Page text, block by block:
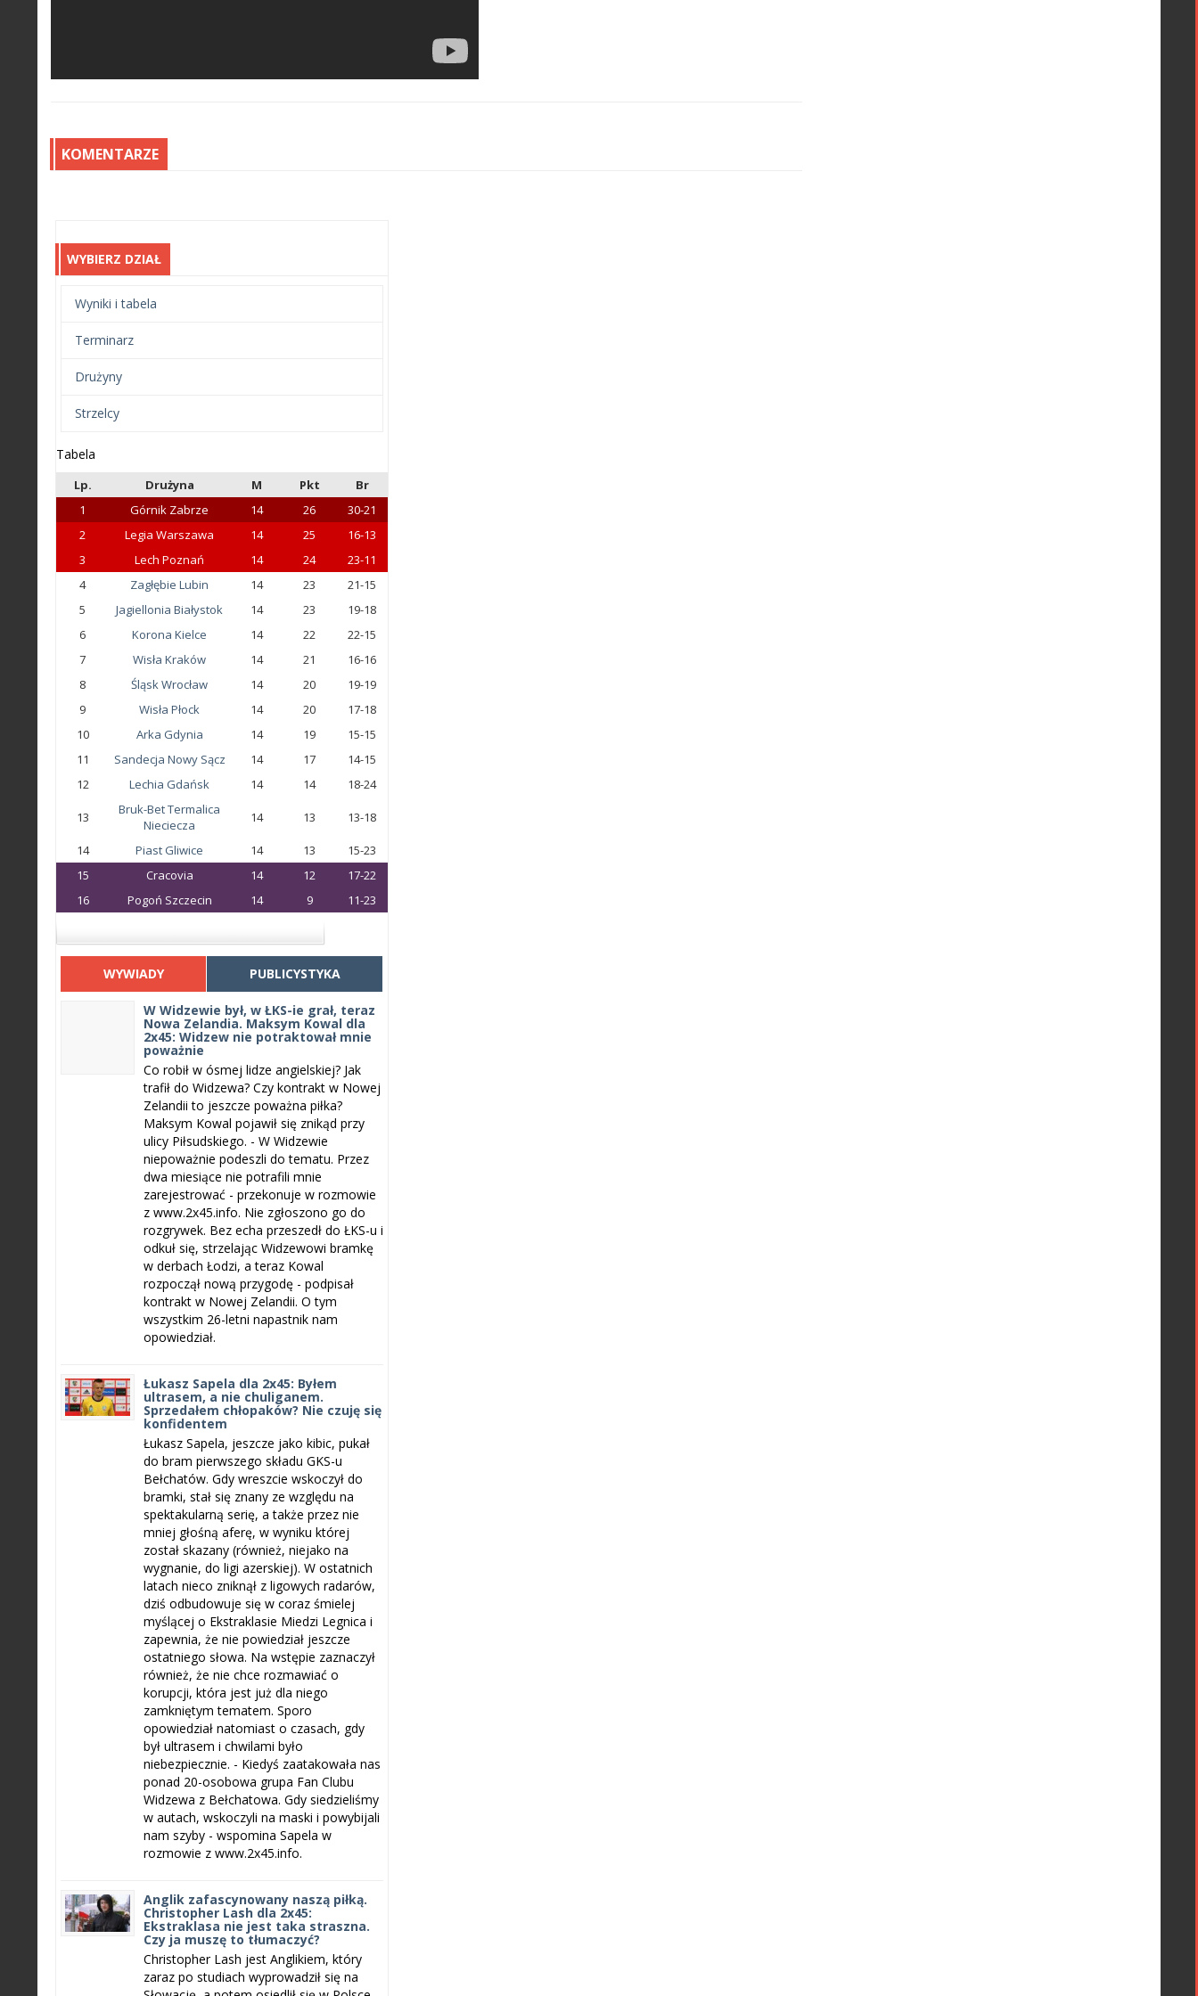
KOMENTARZE
WYBIERZ DZIAŁ
Wyniki i tabela
Terminarz
Drużyny
Strzelcy
Tabela
Lp. Drużyna M Pkt
Br
1
Górnik Zabrze 14 26
30-21
2
Legia Warszawa 14 25
16-13
3
Lech Poznań 14 24
23-11
4
Zagłębie Lubin 14 23
21-15
5
Jagiellonia Białystok 14 23
19-18
6
Korona Kielce 14 22
22-15
7
Wisła Kraków 14 21
16-16
8
Śląsk Wrocław 14 20
19-19
9
Wisła Płock 14 20
17-18
10
Arka Gdynia 14 19
15-15
11
Sandecja Nowy Sącz 14 17
14-15
12
Lechia Gdańsk 14 14 18-24
13
Bruk-Bet Termalica
Nieciecza
14 13 13-18
14 Piast Gliwice 14 13
15-23
15
Cracovia 14 12
17-22
16
Pogoń Szczecin 14 9 11-23
WYWIADY PUBLICYSTYKA
W Widzewie był, w ŁKS-ie grał, teraz
Nowa Zelandia. Maksym Kowal dla
2x45: Widzew nie potraktował mnie
poważnie
Co robił w ósmej lidze angielskiej? Jak
trafił do Widzewa? Czy kontrakt w Nowej
Zelandii to jeszcze poważna piłka?
Maksym Kowal pojawił się znikąd przy
ulicy Piłsudskiego. - W Widzewie
niepoważnie podeszli do tematu. Przez
dwa miesiące nie potrafili mnie
zarejestrować - przekonuje w rozmowie
z www.2x45.info. Nie zgłoszono go do
rozgrywek. Bez echa przeszedł do ŁKS-u i
odkuł się, strzelając Widzewowi bramkę
w derbach Łodzi, a teraz Kowal
rozpoczął nową przygodę - podpisał
kontrakt w Nowej Zelandii. O tym
wszystkim 26-letni napastnik nam
opowiedział.
Łukasz Sapela dla 2x45: Byłem
ultrasem, a nie chuliganem.
Sprzedałem chłopaków? Nie czuję się
konfidentem
Łukasz Sapela, jeszcze jako kibic, pukał
do bram pierwszego składu GKS-u
Bełchatów. Gdy wreszcie wskoczył do
bramki, stał się znany ze względu na
spektakularną serię, a także przez nie
mniej głośną aferę, w wyniku której
został skazany (również, niejako na
wygnanie, do ligi azerskiej). W ostatnich
latach nieco zniknął z ligowych radarów,
dziś odbudowuje się w coraz śmielej
myślącej o Ekstraklasie Miedzi Legnica i
zapewnia, że nie powiedział jeszcze
ostatniego słowa. Na wstępie zaznaczył
również, że nie chce rozmawiać o
korupcji, która jest już dla niego
zamkniętym tematem. Sporo
opowiedział natomiast o czasach, gdy
był ultrasem i chwilami było
niebezpiecznie. - Kiedyś zaatakowała nas
ponad 20-osobowa grupa Fan Clubu
Widzewa z Bełchatowa. Gdy siedzieliśmy
w autach, wskoczyli na maski i powybijali
nam szyby - wspomina Sapela w
rozmowie z www.2x45.info.
Anglik zafascynowany naszą piłką.
Christopher Lash dla 2x45:
Ekstraklasa nie jest taka straszna.
Czy ja muszę to tłumaczyć?
Christopher Lash jest Anglikiem, który
zaraz po studiach wyprowadził się na